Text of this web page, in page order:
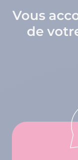
Vous
de